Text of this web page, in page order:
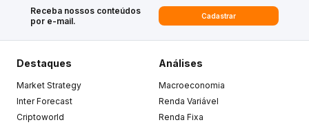
Receba nossos conteúdos
por e-mail.
Cadastrar
Destaques
Market Strategy
Inter Forecast
Criptoworld
Análises
Macroeconomia
Renda Variável
Renda Fixa